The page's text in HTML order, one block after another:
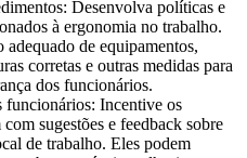
Desenvolva políticas e
à ergonomia no trabalho.
de equipamentos,
corretas e outras medidas para
dos funcionários.
funcionários: Incentive os
sugestões e feedback sobre
de trabalho. Eles podem